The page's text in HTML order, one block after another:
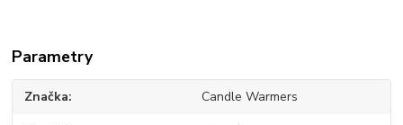
Parametry
Značka Candle Warmers